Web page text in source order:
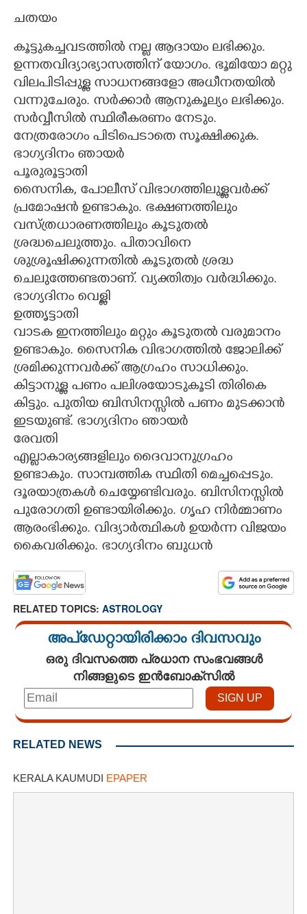
ചതയം
കൂട്ടുകച്ചവടത്തിൽ നല്ല ആദായം ലഭിക്കും.
ഉന്നതവിദ്യാഭ്യാസത്തിന് യോഗം. ഭൂമിയോ മറ്റു
വിലപിടിപ്പുള്ള സാധനങ്ങളോ അധീനതയിൽ
വന്നുചേരും. സർക്കാർ ആനുകൂല്യം ലഭിക്കും.
സർവ്വീസിൽ സ്ഥിരീകരണം നേടും.
നേത്രരോഗം പിടിപെടാതെ സൂക്ഷിക്കുക.
ഭാഗ്യദിനം ഞായർ
പൂരുരൂട്ടാതി
സൈനിക, പോലീസ് വിഭാഗത്തിലുള്ളവർക്ക്
പ്രമോഷൻ ഉണ്ടാകും. ഭക്ഷണത്തിലും
വസ്ത്രധാരണത്തിലും കൂടുതൽ
ശ്രദ്ധചെലുത്തും. പിതാവിനെ
ശുശ്രൂഷിക്കുന്നതിൽ കൂടുതൽ ശ്രദ്ധ
ചെലുത്തേണ്ടതാണ്. വ്യക്തിത്വം വർദ്ധിക്കും.
ഭാഗ്യദിനം വെള്ളി
ഉത്തൃട്ടാതി
വാടക ഇനത്തിലും മറ്റും കൂടുതൽ വരുമാനം
ഉണ്ടാകും. സൈനിക വിഭാഗത്തിൽ ജോലിക്ക്
ശ്രമിക്കുന്നവർക്ക് ആഗ്രഹം സാധിക്കും.
കിട്ടാനുള്ള പണം പലിശയോടുകൂടി തിരികെ
കിട്ടും. പുതിയ ബിസിനസ്സിൽ പണം മുടക്കാൻ
ഇടയുണ്ട്. ഭാഗ്യദിനം ഞായർ
രേവതി
എല്ലാകാര്യങ്ങളിലും ദൈവാനുഗ്രഹം
ഉണ്ടാകും. സാമ്പത്തിക സ്ഥിതി മെച്ചപ്പെടും.
ദൂരയാത്രകൾ ചെയ്യേണ്ടിവരും. ബിസിനസ്സിൽ
പുരോഗതി ഉണ്ടായിരിക്കും. ഗൃഹ നിർമ്മാണം
ആരംഭിക്കും. വിദ്യാർത്ഥികൾ ഉയർന്ന വിജയം
കൈവരിക്കും. ഭാഗ്യദിനം ബുധൻ
RELATED TOPICS: ASTROLOGY
അപ്ഡേറ്റായിരിക്കാം ദിവസവും
ഒരു ദിവസത്തെ പ്രധാന സംഭവങ്ങൾ
നിങ്ങളുടെ ഇൻബോക്സിൽ
RELATED NEWS
KERALA KAUMUDI EPAPER